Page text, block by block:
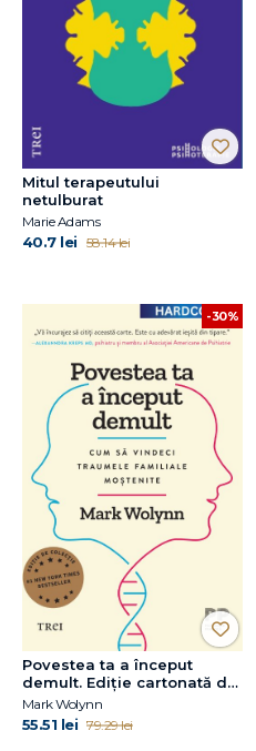
Mitul terapeutului
netulburat
Marie Adams
40.7 lei 58.14 lei
-30%
Povestea ta a început
demult. Ediție cartonată de
colecție
Mark Wolynn
55.51 lei 79.29 lei